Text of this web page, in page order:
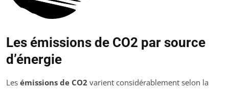
Les émissions de CO2 par source
d’énergie
Les émissions de CO2 varient considérablement selon la